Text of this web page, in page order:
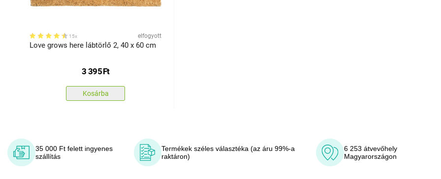
15x elfogyott
Love grows here lábtörlő 2, 40 x 60 cm
3 395Ft
Kosárba
35 000 Ft felett ingyenes
szállítás
Termékek széles választéka (az áru 99%-a
raktáron)
6 253 átvevőhely
Magyarországon